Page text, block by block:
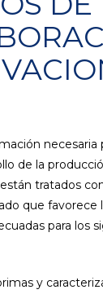
necesaria
de la
tratados
que favorece
para los
y